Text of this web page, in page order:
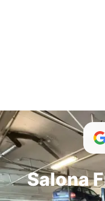
Salona